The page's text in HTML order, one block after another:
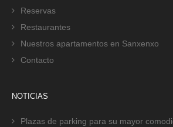
Reservas
Restaurantes
Nuestros apartamentos en Sanxenxo
Contacto
NOTICIAS
Plazas de parking para su mayor